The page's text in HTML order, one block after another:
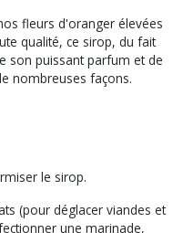
fleurs d'oranger élevées
qualité, ce sirop, du fait
son puissant parfum et de
nombreuses façons.
le sirop.
(pour déglacer viandes et
une marinade,